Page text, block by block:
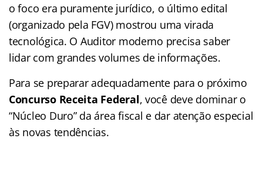
o foco era puramente jurídico, o último edital
(organizado pela FGV) mostrou uma virada
tecnológica. O Auditor moderno precisa saber
lidar com grandes volumes de informações.
Para se preparar adequadamente para o próximo
Concurso Receita Federal, você deve dominar o
“Núcleo Duro” da área fiscal e dar atenção especial
às novas tendências.